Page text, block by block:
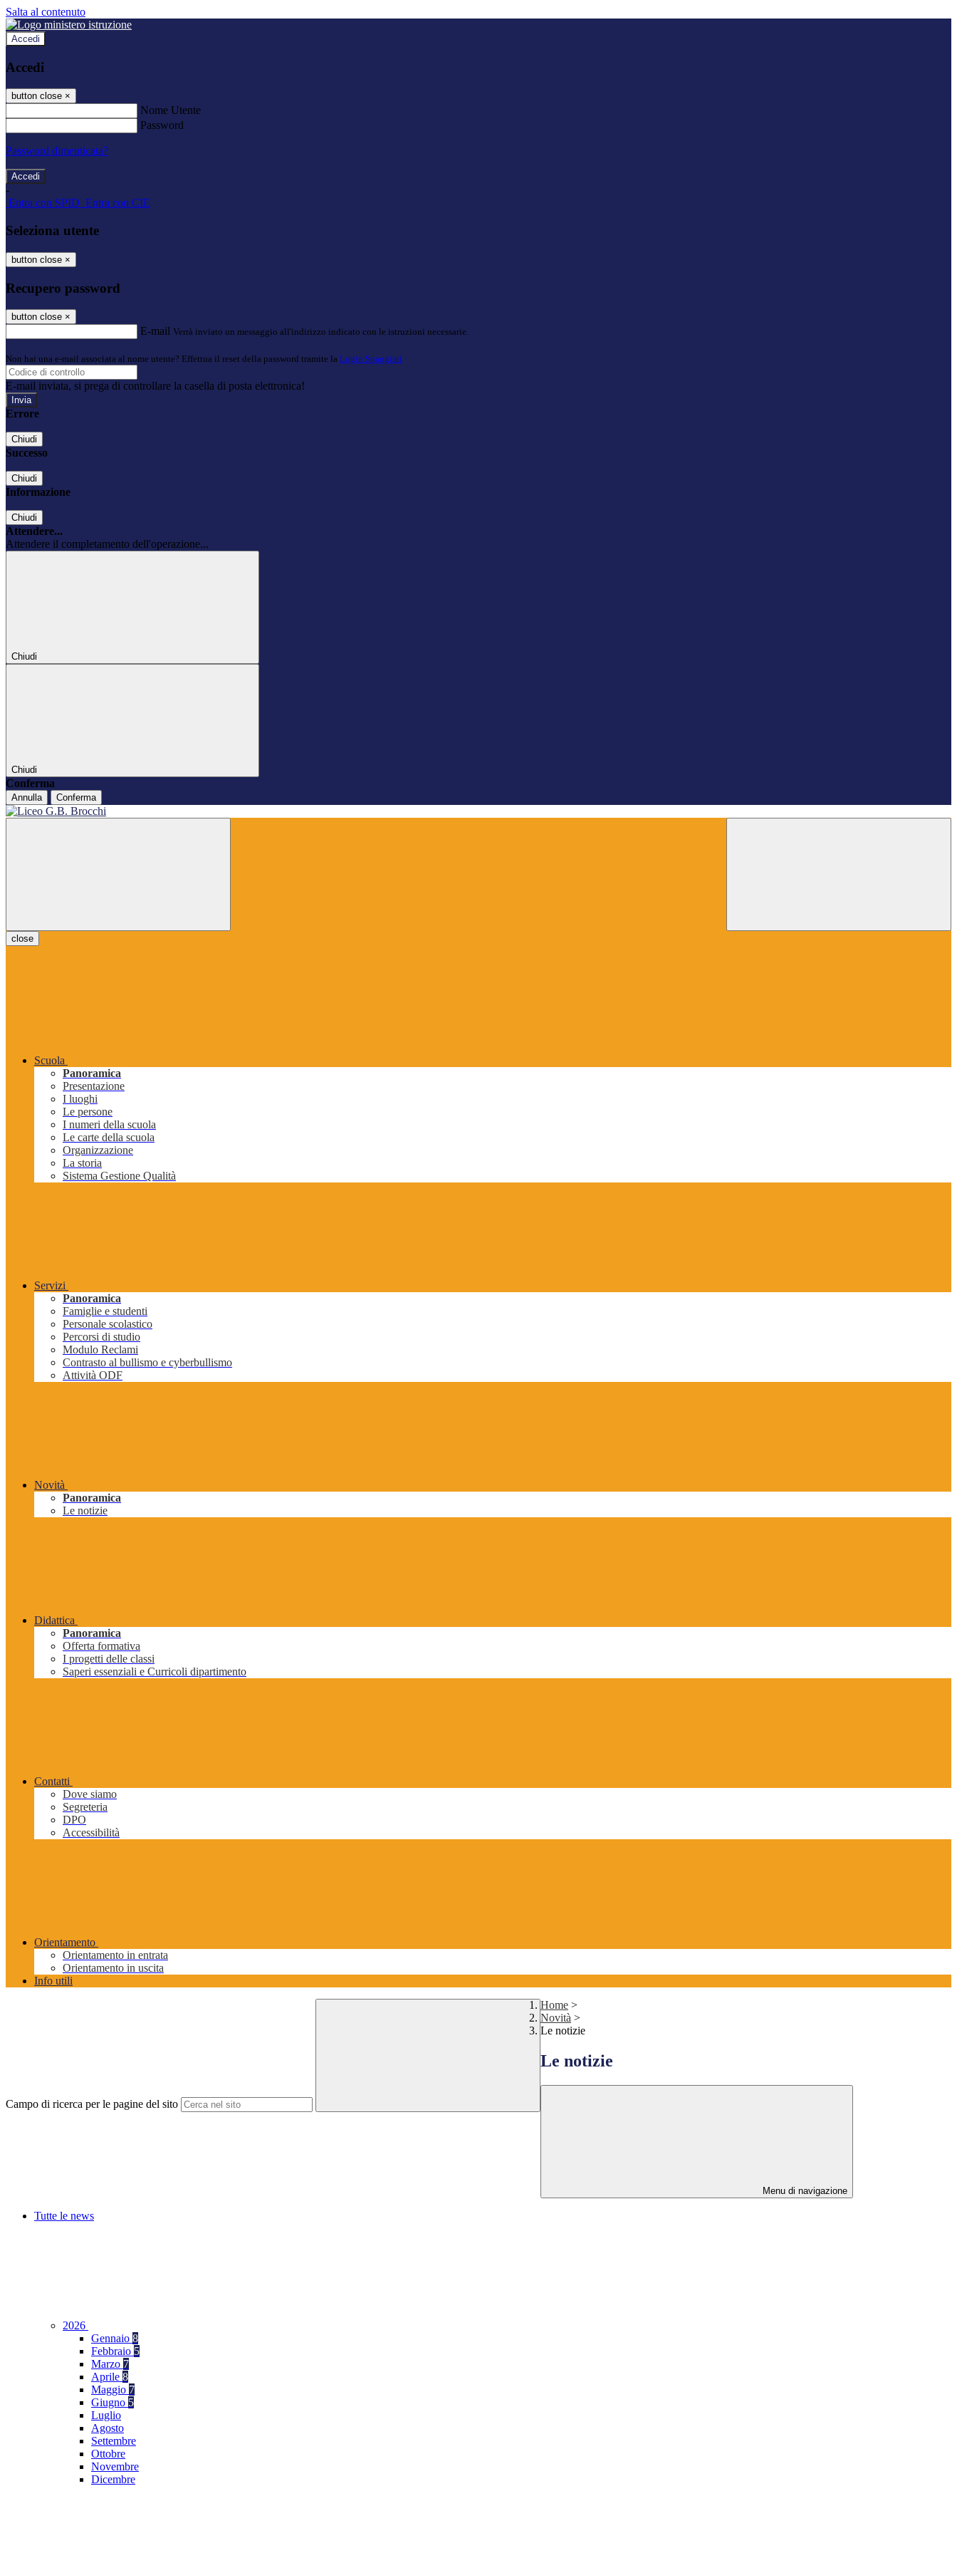
Salta al contenuto
Accedi
Accedi
button close ×
Nome Utente
Password
Password dimenticata?
-
Entra con SPID Entra con CIE
Seleziona utente
button close ×
Recupero password
button close ×
E-mail Verrà inviato un messaggio all'indirizzo indicato con le istruzioni necessarie.
Non hai una e-mail associata al nome utente? Effettua il reset della password tramite la Login Spaggiari
E-mail inviata, si prega di controllare la casella di posta elettronica!
Errore
Chiudi
Successo
Chiudi
Informazione
Chiudi
Attendere...
Attendere il completamento dell'operazione...
Chiudi
Chiudi
Conferma
Annulla Conferma
close
Scuola
Panoramica
Presentazione
I luoghi
Le persone
I numeri della scuola
Le carte della scuola
Organizzazione
La storia
Sistema Gestione Qualità
Servizi
Panoramica
Famiglie e studenti
Personale scolastico
Percorsi di studio
Modulo Reclami
Contrasto al bullismo e cyberbullismo
Attività ODF
Novità
Panoramica
Le notizie
Didattica
Panoramica
Offerta formativa
I progetti delle classi
Saperi essenziali e Curricoli dipartimento
Contatti
Dove siamo
Segreteria
DPO
Accessibilità
Orientamento
Orientamento in entrata
Orientamento in uscita
Info utili
Campo di ricerca per le pagine del sito
Home >
Novità >
Le notizie
Le notizie
Menu di navigazione
Tutte le news
2026
Gennaio 8
Febbraio 5
Marzo 7
Aprile 8
Maggio 7
Giugno 5
Luglio
Agosto
Settembre
Ottobre
Novembre
Dicembre